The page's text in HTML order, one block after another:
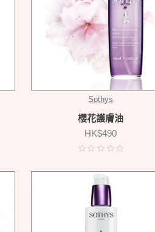
Sothys
櫻花護膚油
HK$490